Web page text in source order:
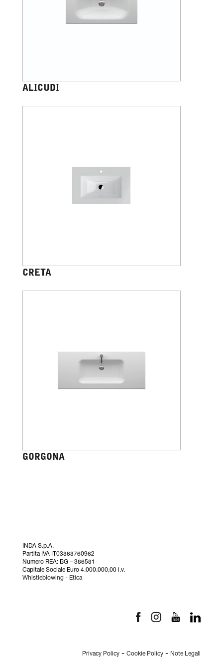
ALICUDI
CRETA
GORGONA
INDA S.p.A.
Partita IVA IT03868760962
Numero REA: BG – 386581
Capitale Sociale Euro 4.000.000,00 i.v.
Whistleblowing - Etica
Privacy Policy - Cookie Policy - Note Legali